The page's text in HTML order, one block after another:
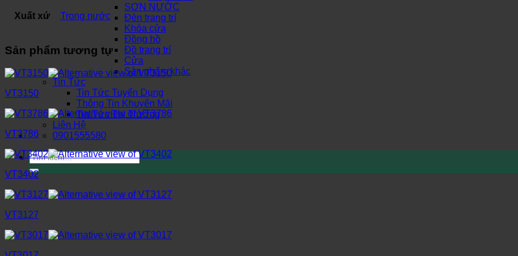
SƠN NƯỚC
Đèn trang trí
Khóa cửa
Đồng hồ
Đồ trang trí
Cửa
Sản phẩm khác
Tin Tức
Tin Tức Tuyển Dụng
Thông Tin Khuyến Mãi
Tin Tức Thị Trường
Liên Hệ
0901555580
Tìm
kiếm:
Xuất xứ Trong nước
Sản phẩm tương tự
VT3150
VT3786
VT3402
VT3127